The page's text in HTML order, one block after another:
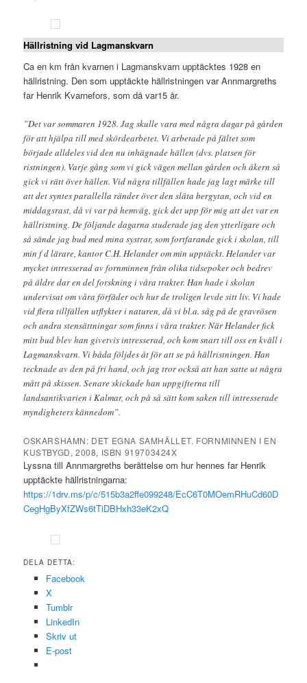
Hällristning vid Lagmanskvarn
Ca en km från kvarnen i Lagmanskvarn upptäcktes 1928 en
hällristning. Den som upptäckte hällristningen var Annmargreths
far Henrik Kvarnefors, som då var15 år.
”Det var sommaren 1928. Jag skulle vara med några dagar på gården
för att hjälpa till med skördearbetet. Vi arbetade på fältet som
började alldeles vid den nu inhägnade hällen (dvs. platsen för
ristningen). Varje gång som vi gick vägen mellan gården och åkern så
gick vi rätt över hällen. Vid några tillfällen hade jag lagt märke till
att det syntes parallella ränder över den släta bergytan, och vid en
middagsrast, då vi var på hemväg, gick det upp för mig att det var en
hällristning. De följande dagarna studerade jag den ytterligare och
så sände jag bud med mina systrar, som fortfarande gick i skolan, till
min f d lärare, kantor C.H. Helander om min upptäckt. Helander var
mycket intresserad av fornminnen från olika tidsepoker och bedrev
på äldre dar en del forskning i våra trakter. Han hade i skolan
undervisat om våra förfäder och hur de troligen levde sitt liv. Vi hade
vid flera tillfällen utflykter i naturen, då vi bl.a. såg på de gravrösen
och andra stensättningar som finns i våra trakter. När Helander fick
mitt bud blev han givetvis intresserad, och kom snart till oss en kväll i
Lagmanskvarn. Vi båda följdes åt för att se på hällristningen. Han
tecknade av den på fri hand, och jag tror också att han satte ut några
mått på skissen. Senare skickade han uppgifterna till
landsantikvarien i Kalmar, och på så sätt kom saken till intresserade
myndigheters kännedom”.
OSKARSHAMN: DET EGNA SAMHÄLLET. FORNMINNEN I EN
KUSTBYGD, 2008, ISBN 919703424X
Lyssna till Annmargreths berättelse om hur hennes far Henrik
upptäckte hällristningarna:
https://1drv.ms/p/c/515b3a2ffe099248/EcC6T0MOemRHuCd60D
CegHgByXfZWs6tTiDBHxh33eK2xQ
DELA DETTA:
Facebook
X
Tumblr
LinkedIn
Skriv ut
E-post